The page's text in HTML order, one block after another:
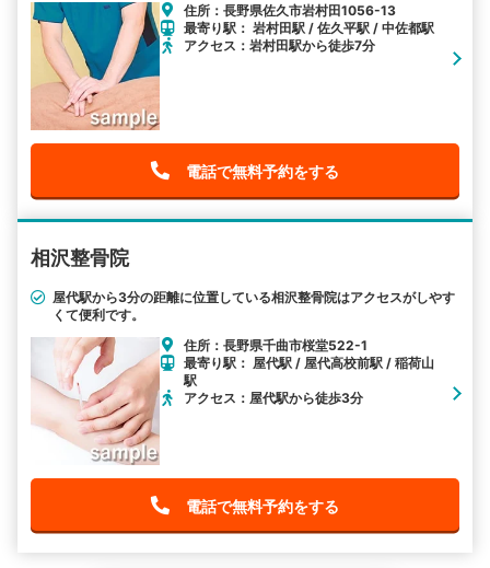
住所：長野県佐久市岩村田1056-13
最寄り駅： 岩村田駅 / 佐久平駅 / 中佐都駅
アクセス：岩村田駅から徒歩7分
電話で無料予約をする
相沢整骨院
屋代駅から3分の距離に位置している相沢整骨院はアクセスがしやす
くて便利です。
住所：長野県千曲市桜堂522-1
最寄り駅： 屋代駅 / 屋代高校前駅 / 稲荷山
駅
アクセス：屋代駅から徒歩3分
電話で無料予約をする